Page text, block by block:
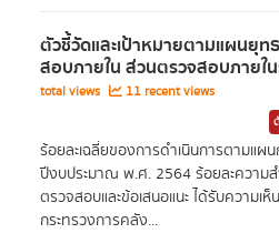
ตัวชี้วัดและเป้าหมายตามแผนยุ
สอบภายใน ส่วนตรวจสอบภายใน
total views
11 recent views
ร้อยละเฉลี่ยของการดำเนินการตามแผ
ปีงบประมาณ พ.ศ. 2564 ร้อยละความ
ตรวจสอบและข้อเสนอแนะ ได้รับความเ
กระทรวงการคลัง...